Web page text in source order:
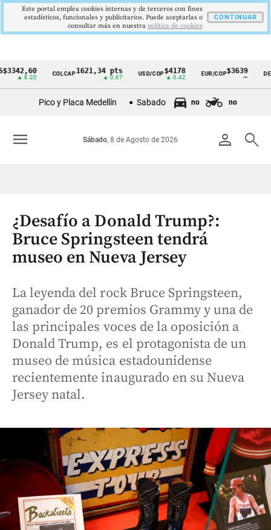
Cintillo
Colombia
COLCAP1621,34 pts USD/COP$4178
▲ 0.42
EUR/COP$3639
—
Pico y Placa Medellín Sabado no no
person search
Sábado, 8 de Agosto de 2026
menu
¿Desafío a Donald Trump?:
Bruce Springsteen tendrá
museo en Nueva Jersey
La leyenda del rock Bruce Springsteen,
ganador de 20 premios Grammy y una de
las principales voces de la oposición a
Donald Trump, es el protagonista de un
museo de música estadounidense
recientemente inaugurado en su Nueva
Jersey natal.
Este portal emplea cookies internas y de terceros con fines
estadísticos, funcionales y publicitarios. Puede aceptarlas o
consultar más en nuestra politica de cookies
CONTINUAR